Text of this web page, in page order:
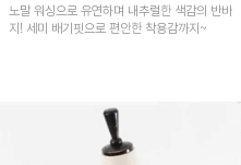
노말 워싱으로 유연하며 내추럴한 색감의 반바
지! 세미 배기핏으로 편안한 착용감까지~